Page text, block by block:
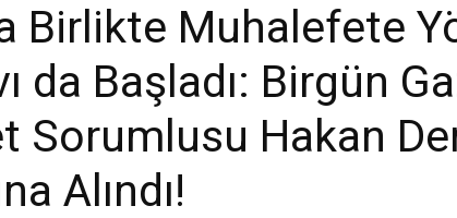
Birlikte Muhalefete
da Başladı: Birgün
Sorumlusu Hakan
Alındı!